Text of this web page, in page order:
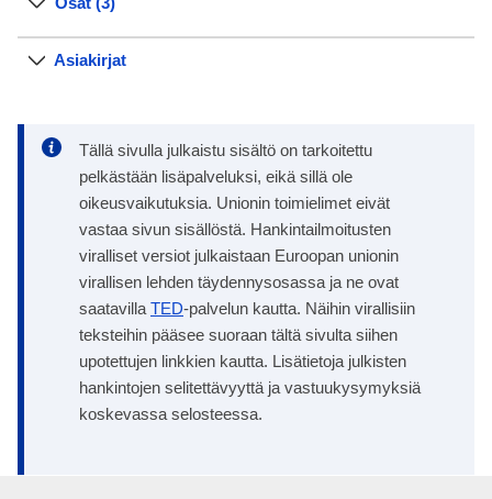
Asiakirjat
Tällä sivulla julkaistu sisältö on tarkoitettu
pelkästään lisäpalveluksi, eikä sillä ole
oikeusvaikutuksia. Unionin toimielimet eivät
vastaa sivun sisällöstä. Hankintailmoitusten
viralliset versiot julkaistaan Euroopan unionin
virallisen lehden täydennysosassa ja ne ovat
saatavilla TED-palvelun kautta. Näihin virallisiin
teksteihin pääsee suoraan tältä sivulta siihen
upotettujen linkkien kautta. Lisätietoja julkisten
hankintojen selitettävyyttä ja vastuukysymyksiä
koskevassa selosteessa.